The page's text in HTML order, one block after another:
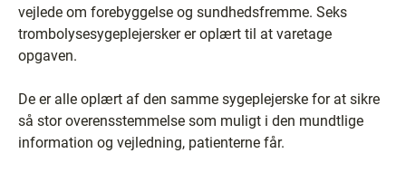
vejlede om forebyggelse og sundhedsfremme. Seks
trombolysesygeplejersker er oplært til at varetage
opgaven.
De er alle oplært af den samme sygeplejerske for at sikre
så stor overensstemmelse som muligt i den mundtlige
information og vejledning, patienterne får.